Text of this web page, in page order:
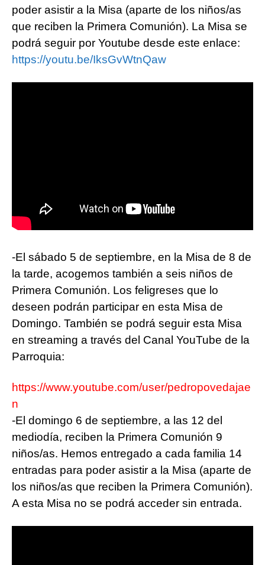
poder asistir a la Misa (aparte de los niños/as
que reciben la Primera Comunión). La Misa se
podrá seguir por Youtube desde este enlace:
https://youtu.be/IksGvWtnQaw
-El sábado 5 de septiembre, en la Misa de 8 de
la tarde, acogemos también a seis niños de
Primera Comunión. Los feligreses que lo
deseen podrán participar en esta Misa de
Domingo. También se podrá seguir esta Misa
en streaming a través del Canal YouTube de la
Parroquia:
https://www.youtube.com/user/pedropovedajae
n
-El domingo 6 de septiembre, a las 12 del
mediodía, reciben la Primera Comunión 9
niños/as. Hemos entregado a cada familia 14
entradas para poder asistir a la Misa (aparte de
los niños/as que reciben la Primera Comunión).
A esta Misa no se podrá acceder sin entrada.